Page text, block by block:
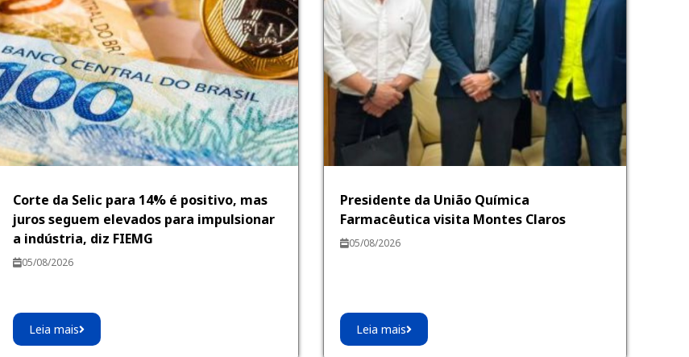
Corte da Selic para 14% é positivo, mas
juros seguem elevados para impulsionar
a indústria, diz FIEMG
05/08/2026
Leia mais
Presidente da União Química
Farmacêutica visita Montes Claros
05/08/2026
Leia mais